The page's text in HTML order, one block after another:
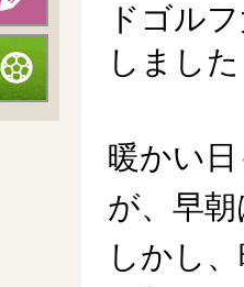
ドゴル
しまし
暖かい
が、早
しかし